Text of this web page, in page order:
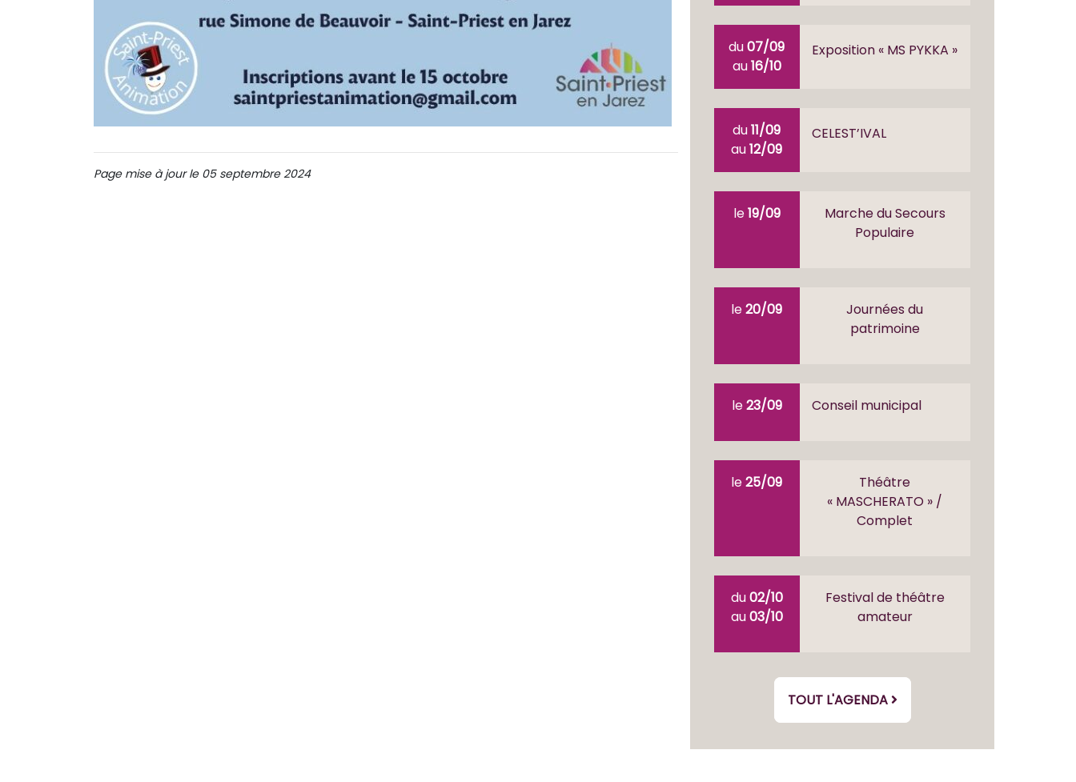
Page mise à jour le 05 septembre 2024
du07/09
au16/10
Exposition « MS PYKKA »
du11/09
au12/09
CELEST’IVAL
le19/09
Marche du Secours
Populaire
le20/09
Journées du
patrimoine
le23/09 Conseil municipal
le25/09
Théâtre
« MASCHERATO » /
Complet
du02/10
au03/10
Festival de théâtre
amateur
TOUT L'AGENDA